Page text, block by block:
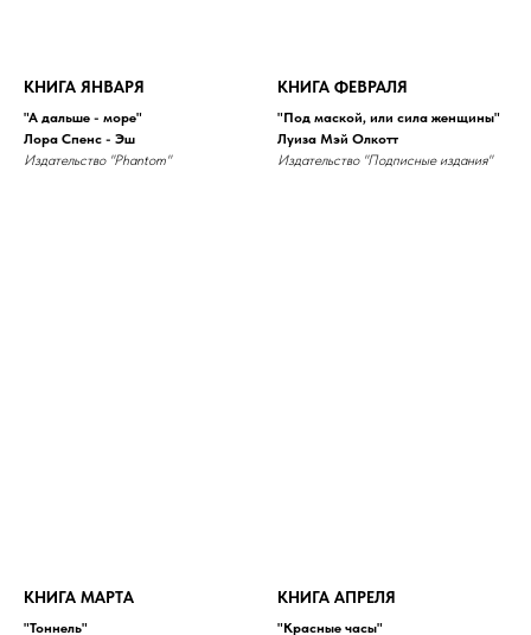
КНИГА ЯНВАРЯ
"А дальше - море"
Лора Спенс - Эш
Издательство "Phantom"
КНИГА ФЕВРАЛЯ
"Под маской, или сила женщины"
Луиза Мэй Олкотт
Издательство "Подписные издания"
КНИГА МАРТА
"Тоннель"
КНИГА АПРЕЛЯ
"Красные часы"